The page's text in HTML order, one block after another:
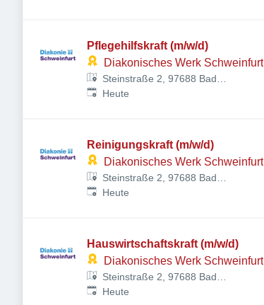
Pflegehilfskraft (m/w/d)
Diakonisches Werk Schweinfurt
Steinstraße 2, 97688 Bad
Kissingen, Deutschland
Veröffentlicht
Heute
Reinigungskraft (m/w/d)
Diakonisches Werk Schweinfurt
Steinstraße 2, 97688 Bad
Kissingen, Deutschland
Veröffentlicht
Heute
Hauswirtschaftskraft (m/w/d)
Diakonisches Werk Schweinfurt
Steinstraße 2, 97688 Bad
Kissingen, Deutschland
Veröffentlicht
Heute